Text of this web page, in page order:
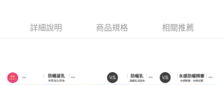
每筆NT$85，滿NT$499(含以上)免運費
詳細說明 商品規格 相關推薦